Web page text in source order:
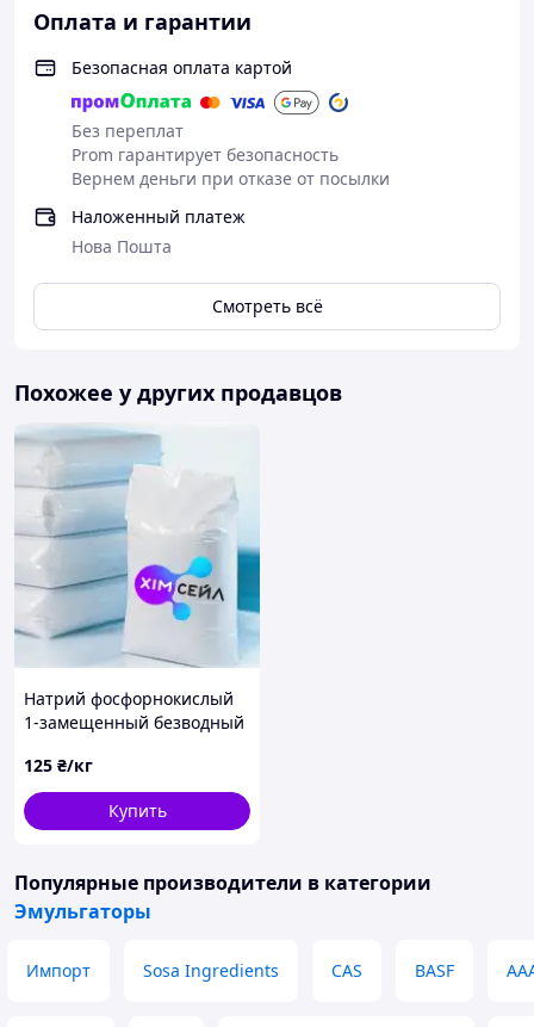
Оплата и гарантии
Безопасная оплата картой
Без переплат
Prom гарантирует безопасность
Вернем деньги при отказе от посылки
Наложенный платеж
Нова Пошта
Смотреть всё
Похожее у других продавцов
Натрий фосфорнокислый
1-замещенный безводный
125 ₴/кг
Купить
Популярные производители в категории
Эмульгаторы
Импорт Sosa Ingredients CAS BASF